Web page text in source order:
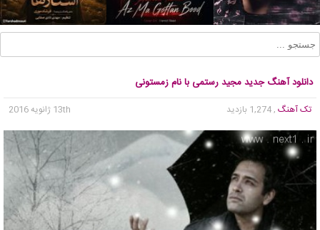
دانلود آهنگ جدید مجید رستمی با نام زمستونی
تک آهنگ , 1,274 بازدید 13th ژانویه 2016